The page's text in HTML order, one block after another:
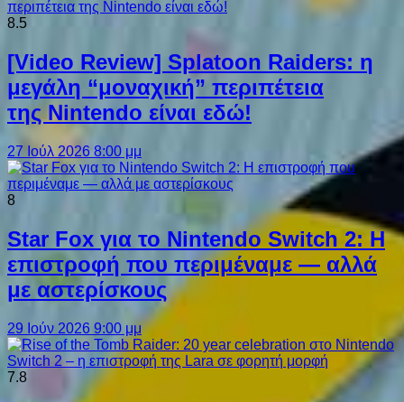
8.5
[Video Review] Splatoon Raiders: η
μεγάλη “μοναχική” περιπέτεια
της Nintendo είναι εδώ!
27 Ιούλ 2026 8:00 μμ
8
Star Fox για το Nintendo Switch 2: Η
επιστροφή που περιμέναμε — αλλά
με αστερίσκους
29 Ιούν 2026 9:00 μμ
7.8